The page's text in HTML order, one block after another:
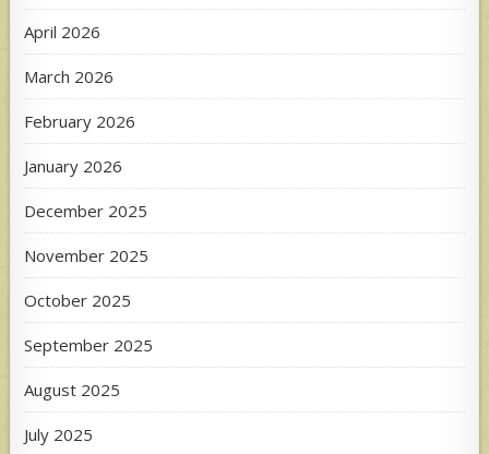
April 2026
March 2026
February 2026
January 2026
December 2025
November 2025
October 2025
September 2025
August 2025
July 2025